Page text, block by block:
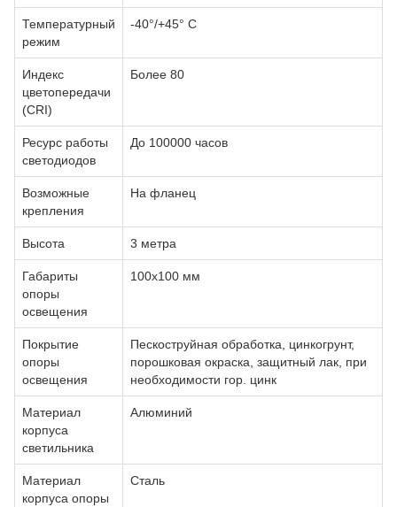
Температурный
режим
-40°/+45° С
Индекс
цветопередачи
(CRI)
Более 80
Ресурс работы
светодиодов
До 100000 часов
Возможные
крепления
На фланец
Высота 3 метра
Габариты
опоры
освещения
100х100 мм
Покрытие
опоры
освещения
Пескоструйная обработка, цинкогрунт,
порошковая окраска, защитный лак, при
необходимости гор. цинк
Материал
корпуса
светильника
Алюминий
Материал
корпуса опоры
Сталь